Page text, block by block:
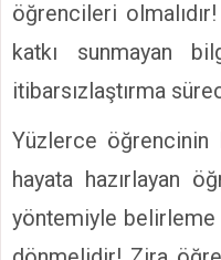
öğrencileri
katkı sunmayan
itibarsızlaştırma
Yüzlerce öğrencinin
hayata hazırlayan
yöntemiyle belirleme